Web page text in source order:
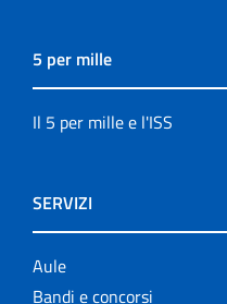
5 per mille
Il 5 per mille e l'ISS
SERVIZI
Aule
Bandi e concorsi